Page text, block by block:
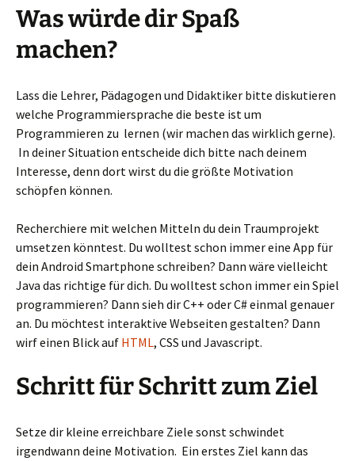
Was würde dir Spaß
machen?
Lass die Lehrer, Pädagogen und Didaktiker bitte diskutieren
welche Programmiersprache die beste ist um
Programmieren zu lernen (wir machen das wirklich gerne).
In deiner Situation entscheide dich bitte nach deinem
Interesse, denn dort wirst du die größte Motivation
schöpfen können.
Recherchiere mit welchen Mitteln du dein Traumprojekt
umsetzen könntest. Du wolltest schon immer eine App für
dein Android Smartphone schreiben? Dann wäre vielleicht
Java das richtige für dich. Du wolltest schon immer ein Spiel
programmieren? Dann sieh dir C++ oder C# einmal genauer
an. Du möchtest interaktive Webseiten gestalten? Dann
wirf einen Blick auf HTML, CSS und Javascript.
Schritt für Schritt zum Ziel
Setze dir kleine erreichbare Ziele sonst schwindet
irgendwann deine Motivation. Ein erstes Ziel kann das